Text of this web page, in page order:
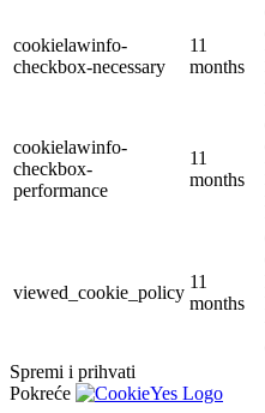
cookielawinfo-
checkbox-necessary
11
months
cookielawinfo-
checkbox-
performance
11
months
viewed_cookie_policy
11
months
Spremi i prihvati
Pokreće